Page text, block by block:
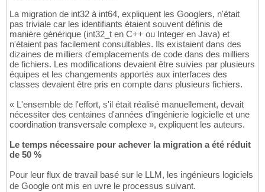
La migration de int32 à int64, expliquent les Googlers, n'était
pas triviale car les identifiants étaient souvent définis de
manière générique (int32_t en C++ ou Integer en Java) et
n'étaient pas facilement consultables. Ils existaient dans des
dizaines de milliers d'emplacements de code dans des milliers
de fichiers. Les modifications devaient être suivies par plusieurs
équipes et les changements apportés aux interfaces des
classes devaient être pris en compte dans plusieurs fichiers.
« L'ensemble de l'effort, s'il était réalisé manuellement, devait
nécessiter des centaines d'années d'ingénierie logicielle et une
coordination transversale complexe », expliquent les auteurs.
Le temps nécessaire pour achever la migration a été réduit
de 50 %
Pour leur flux de travail basé sur le LLM, les ingénieurs logiciels
de Google ont mis en uvre le processus suivant.